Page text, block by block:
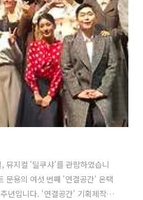
뮤지컬 '딜쿠샤'를 관람하였습니
문용의 여섯 번째 '연결공간' 온택
년입니다. '연결공간' 기획제작자